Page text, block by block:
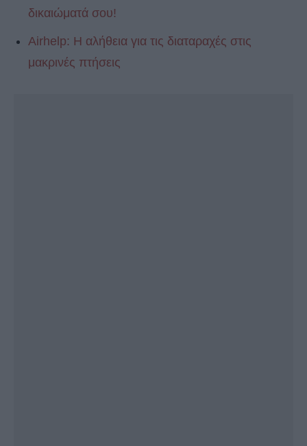
δικαιώματά σου!
Airhelp: Η αλήθεια για τις διαταραχές στις
μακρινές πτήσεις